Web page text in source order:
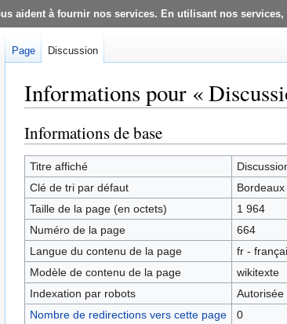
aident à fournir nos services. En utilisant nos
Informations pour «
Informations de base
Titre affiché
Clé de tri par défaut
Taille de la page (en octets)
1 964
Numéro de la page
664
Langue du contenu de la page
fr -
Modèle de contenu de la page
wikitexte
Indexation par robots
Autorisée
Nombre de redirections vers cette page
0
Page Discussion